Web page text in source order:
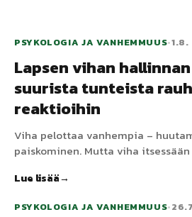
PSYKOLOGIA JA VANHEMMUUS•1.8.
Lapsen vihan
suurista tunteista
reaktioihin
Viha pelottaa vanhempia –
paiskominen. Mutta viha
auttaa heitä käsittelemään se
Lue lisää
PSYKOLOGIA JA VANHEMMUUS•